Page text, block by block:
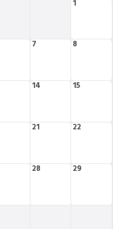
1
7 8
14 15
21 22
28 29